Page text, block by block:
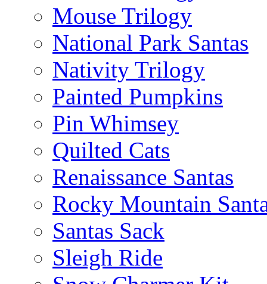
Mouse Trilogy
National Park Santas
Nativity Trilogy
Painted Pumpkins
Pin Whimsey
Quilted Cats
Renaissance Santas
Rocky Mountain
Santas Sack
Sleigh Ride